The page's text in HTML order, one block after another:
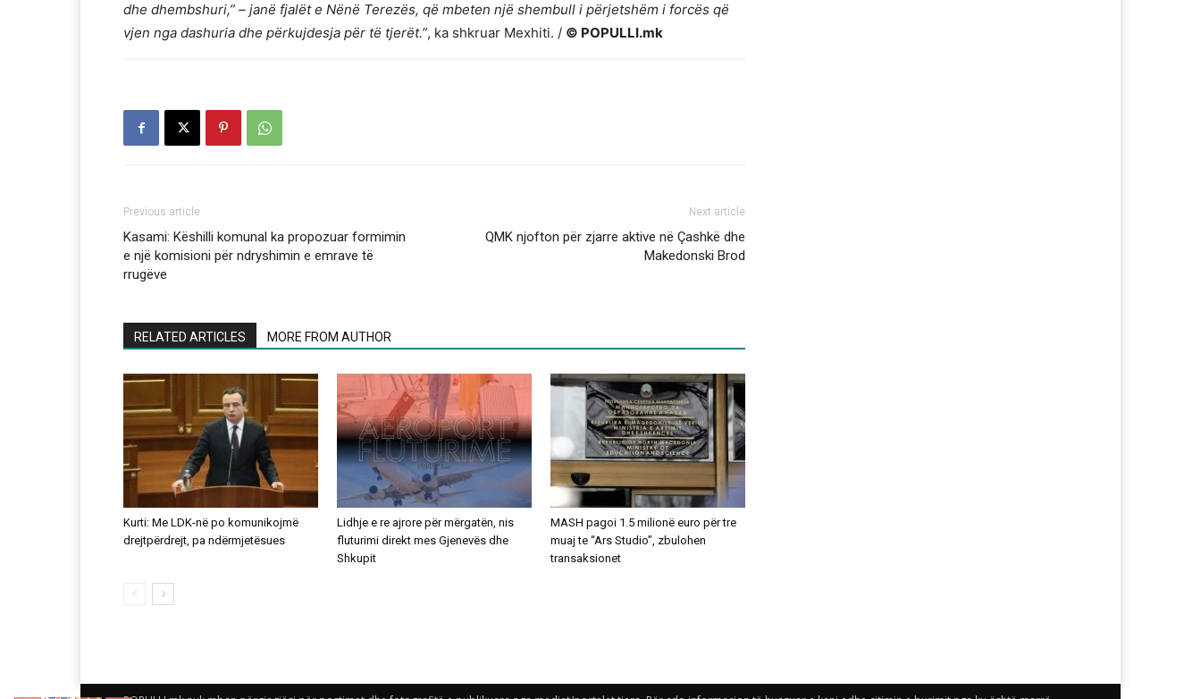
dhe dhembshuri,” – janë fjalët e Nënë Terezës, që mbeten një shembull i përjetshëm i forcës që
vjen nga dashuria dhe përkujdesja për të tjerët.”, ka shkruar Mexhiti. / © POPULLI.mk
Previous article
Kasami: Këshilli komunal ka propozuar formimin
e një komisioni për ndryshimin e emrave të
rrugëve
Next article
QMK njofton për zjarre aktive në Çashkë dhe
Makedonski Brod
RELATED ARTICLES MORE FROM AUTHOR
Kurti: Me LDK-në po komunikojmë
drejtpërdrejt, pa ndërmjetësues
Lidhje e re ajrore për mërgatën, nis
fluturimi direkt mes Gjenevës dhe
Shkupit
MASH pagoi 1.5 milionë euro për tre
muaj te “Ars Studio”, zbulohen
transaksionet